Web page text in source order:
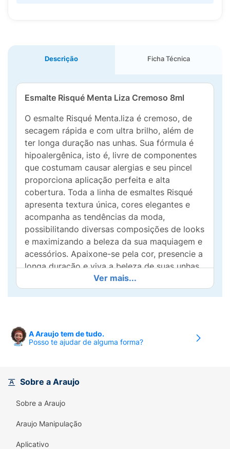
Descrição Ficha Técnica
Esmalte Risqué Menta Liza Cremoso 8ml
O esmalte Risqué Menta.liza é cremoso, de
secagem rápida e com ultra brilho, além de
ter longa duração nas unhas. Sua fórmula é
hipoalergênica, isto é, livre de componentes
que costumam causar alergias e seu pincel
proporciona aplicação perfeita e alta
cobertura. Toda a linha de esmaltes Risqué
apresenta textura única, cores elegantes e
acompanha as tendências da moda,
possibilitando diversas composições de looks
e maximizando a beleza da sua maquiagem e
acessórios. Apaixone-se pela cor, presencie a
longa duração e viva a beleza de suas unhas
de forma única com o Esmalte Menta.liza.
Ver mais...
A Araujo tem de tudo.
Posso te ajudar de alguma forma?
Sobre a Araujo
Sobre a Araujo
Araujo Manipulação
Aplicativo